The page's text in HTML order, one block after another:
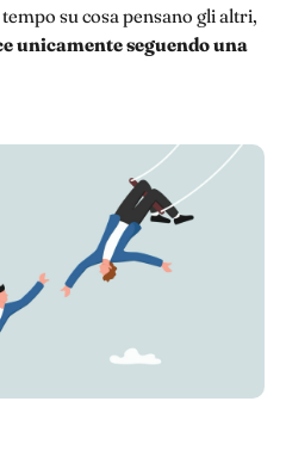
su cosa pensano gli altri,
unicamente seguendo una